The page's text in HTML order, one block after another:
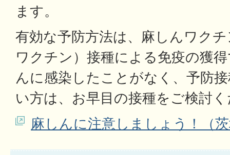
ます。
有効な予防方法は、麻しんワク
ワクチン）接種による免疫の獲
んに感染したことがなく、予防
い方は、お早目の接種をご検討
麻しんに注意しましょう！（